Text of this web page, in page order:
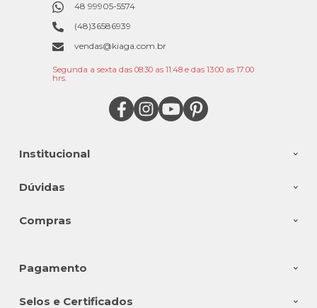
Institucional
Dúvidas
Compras
48 99905-5574
(48)36586939
vendas@kiaga.com.br
Segunda a sexta das 08:30 as 11:48 e das 13:00 as 17:00
hrs.
Pagamento
Selos e Certificados